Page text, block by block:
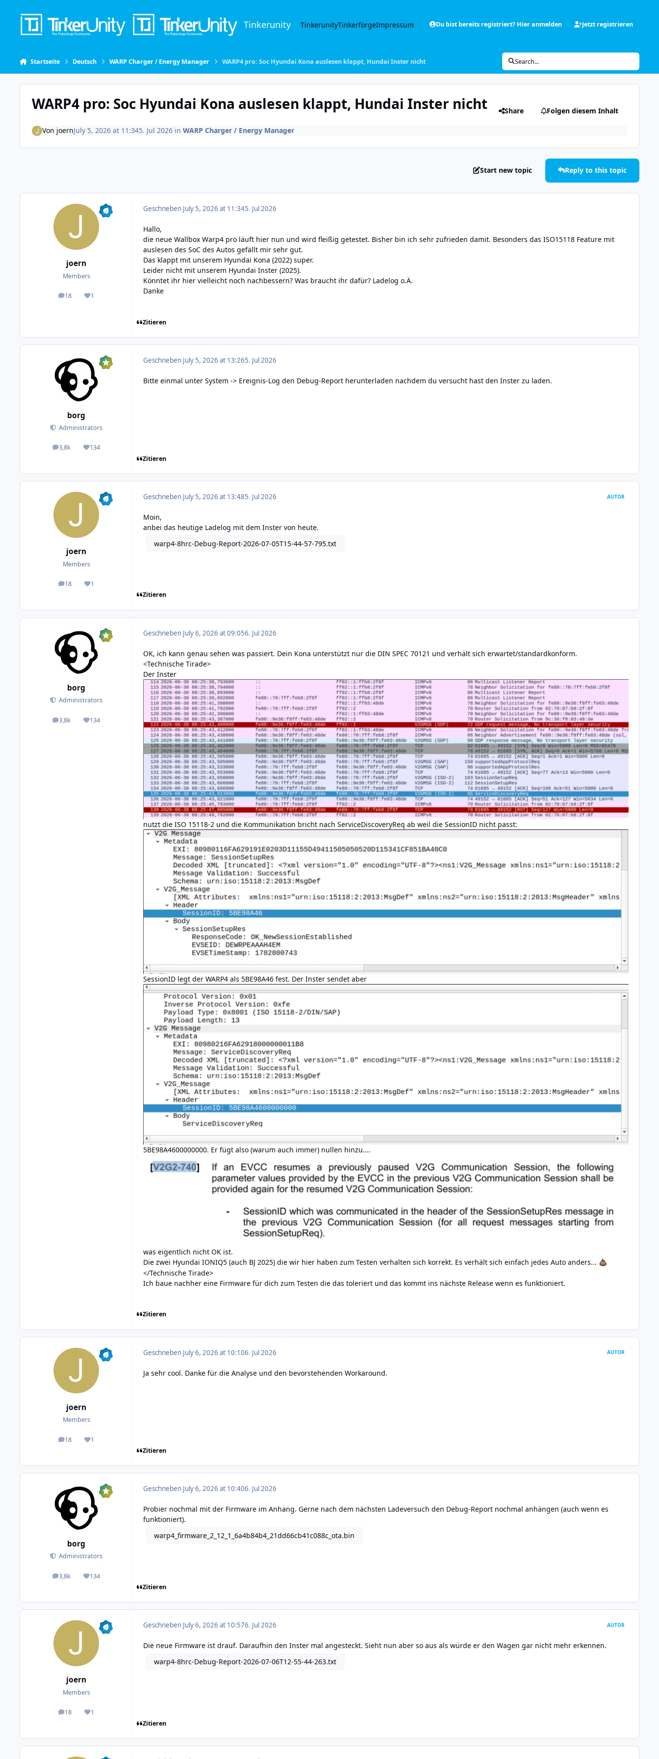
Tinkerunity TinkerunityTinkerforgeImpressum Du bist bereits registriert? Hier anmelden Jetzt registrieren
Startseite Deutsch WARP Charger / Energy Manager WARP4 pro: Soc Hyundai Kona auslesen klappt, Hundai Inster nicht Search...
WARP4 pro: Soc Hyundai Kona auslesen klappt, Hundai Inster nicht Share Folgen diesem Inhalt
Von joernJuly 5, 2026 at 11:345. Jul 2026in WARP Charger / Energy Manager
Start new topic Reply to this topic
joern
Members
18
posts 1
Reputation
Geschrieben July 5, 2026 at 11:345. Jul 2026
Hallo,
die neue Wallbox Warp4 pro läuft hier nun und wird fleißig getestet. Bisher bin ich sehr zufrieden damit. Besonders das ISO15118 Feature mit
auslesen des SoC des Autos gefällt mir sehr gut.
Das klappt mit unserem Hyundai Kona (2022) super.
Leider nicht mit unserem Hyundai Inster (2025).
Könntet ihr hier vielleicht noch nachbessern? Was braucht ihr dafür? Ladelog o.Ä.
Danke
Zitieren
borg
Administrators
3,8k
posts 134
Reputation
Geschrieben July 5, 2026 at 13:265. Jul 2026
Bitte einmal unter System -> Ereignis-Log den Debug-Report herunterladen nachdem du versucht hast den Inster zu laden.
Zitieren
joern
Members
18
posts 1
Reputation
Geschrieben July 5, 2026 at 13:485. Jul 2026 AUTOR
Moin,
anbei das heutige Ladelog mit dem Inster von heute.
warp4-8hrc-Debug-Report-2026-07-05T15-44-57-795.txt
Zitieren
borg
Administrators
3,8k
posts 134
Reputation
Geschrieben July 6, 2026 at 09:056. Jul 2026
OK, ich kann genau sehen was passiert. Dein Kona unterstützt nur die DIN SPEC 70121 und verhält sich erwartet/standardkonform.
<Technische Tirade>
Der Inster
nutzt die ISO 15118-2 und die Kommunikation bricht nach ServiceDiscoveryReq ab weil die SessionID nicht passt:
SessionID legt der WARP4 als 5BE98A46 fest. Der Inster sendet aber
5BE98A4600000000. Er fügt also (warum auch immer) nullen hinzu....
was eigentlich nicht OK ist.
Die zwei Hyundai IONIQ5 (auch BJ 2025) die wir hier haben zum Testen verhalten sich korrekt. Es verhält sich einfach jedes Auto anders... 💩
</Technische Tirade>
Ich baue nachher eine Firmware für dich zum Testen die das toleriert und das kommt ins nächste Release wenn es funktioniert.
Zitieren
joern
Members
18
posts 1
Reputation
Geschrieben July 6, 2026 at 10:106. Jul 2026 AUTOR
Ja sehr cool. Danke für die Analyse und den bevorstehenden Workaround.
Zitieren
borg
Administrators
3,8k
posts 134
Reputation
Geschrieben July 6, 2026 at 10:406. Jul 2026
Probier nochmal mit der Firmware im Anhang. Gerne nach dem nächsten Ladeversuch den Debug-Report nochmal anhängen (auch wenn es
funktioniert).
warp4_firmware_2_12_1_6a4b84b4_21dd66cb41c088c_ota.bin
Zitieren
joern
Members
18
posts 1
Reputation
Geschrieben July 6, 2026 at 10:576. Jul 2026 AUTOR
Die neue Firmware ist drauf. Daraufhin den Inster mal angesteckt. Sieht nun aber so aus als würde er den Wagen gar nicht mehr erkennen.
warp4-8hrc-Debug-Report-2026-07-06T12-55-44-263.txt
Zitieren